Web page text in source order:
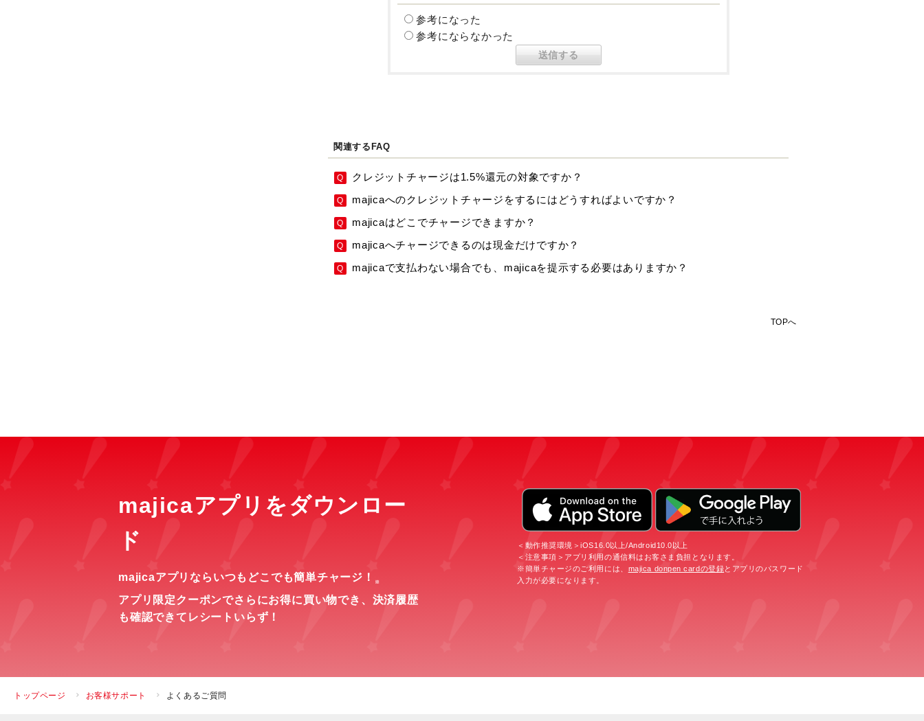
参考になった
参考にならなかった
関連するFAQ
クレジットチャージは1.5%還元の対象ですか？
majicaへのクレジットチャージをするにはどうすればよいですか？
majicaはどこでチャージできますか？
majicaへチャージできるのは現金だけですか？
majicaで支払わない場合でも、majicaを提示する必要はありますか？
TOPへ
majicaアプリをダウンロー
ド
majicaアプリならいつもどこでも簡単チャージ！ ※
アプリ限定クーポンでさらにお得に買い物でき、 決済履歴
も確認できてレシートいらず！
＜動作推奨環境＞iOS16.0以上/Android10.0以上
＜注意事項＞アプリ利用の通信料はお客さま負担となります。
※簡単チャージのご利用には、 majica donpen cardの登録とアプリのパスワード
入力が必要になります。
トップページ お客様サポート よくあるご質問